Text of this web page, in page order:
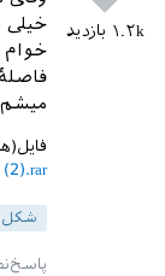
۱.۲k بازدید
خیلی
میشم
(2).rar
شکل